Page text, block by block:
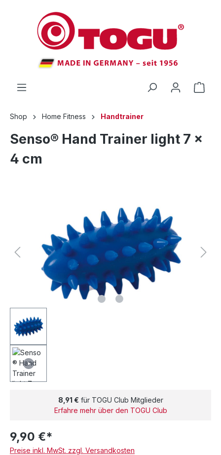
springen
Shop Home Fitness Handtrainer
Senso® Hand Trainer light 7 x
4 cm
8,91 € für TOGU Club Mitglieder
Erfahre mehr über den TOGU Club
9,90 €*
Preise inkl. MwSt. zzgl. Versandkosten